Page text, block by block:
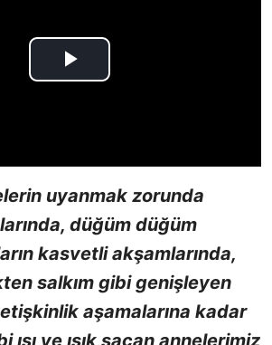
uyanmak zorunda
düğüm düğüm
kasvetli akşamlarında,
salkım gibi genişleyen
aşamalarına kadar